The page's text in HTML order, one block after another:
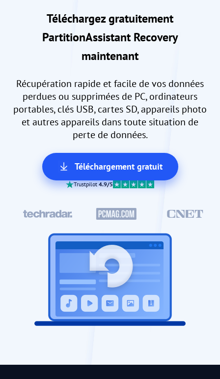
Téléchargez gratuitement
PartitionAssistant Recovery
maintenant
Récupération rapide et facile de vos données
perdues ou supprimées de PC, ordinateurs
portables, clés USB, cartes SD, appareils photo
et autres appareils dans toute situation de
perte de données.
Téléchargement gratuit
Trustpilot4.9/5